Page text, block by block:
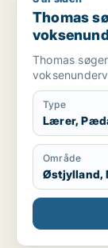
Thomas
Thomas
Type
Lærer,
Område
Østjylland,